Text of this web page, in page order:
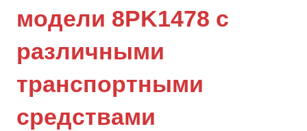
модели 8PK1478 с
различными
транспортными
средствами